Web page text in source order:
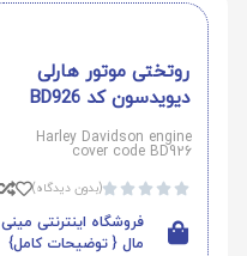
روتختی موتور هارلی
دیویدسون کد BD926
Harley Davidson engine
cover code BD926




(بدون دیدگاه)
فروشگاه اینترنتی مینی
مال { توضیحات کامل}